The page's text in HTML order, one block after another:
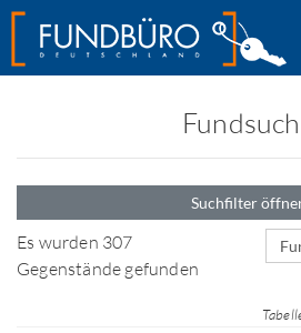
Suchfilter
Es wurden 307
Gegenstände gefunden